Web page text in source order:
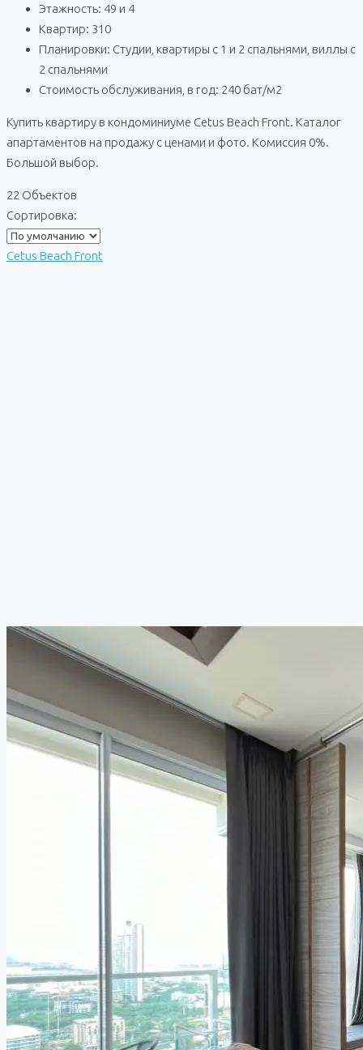
Этажность: 49 и 4
Квартир: 310
Планировки: Студии, квартиры с 1 и 2 спальнями, виллы с
2 спальнями
Стоимость обслуживания, в год: 240 бат/м2
Купить квартиру в кондоминиуме Cetus Beach Front. Каталог
апартаментов на продажу с ценами и фото. Комиссия 0%.
Большой выбор.
22 Объектов
Сортировка:
Cetus Beach Front